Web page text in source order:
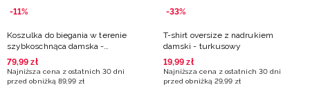
-11%
Koszulka do biegania w terenie
szybkoschnąca damska -
turkusowa
79,99 zł
Najniższa cena z ostatnich 30 dni
przed obniżką 89,99 zł
-33%
T-shirt oversize z nadrukiem
damski - turkusowy
19,99 zł
Najniższa cena z ostatnich 30 dni
przed obniżką 29,99 zł